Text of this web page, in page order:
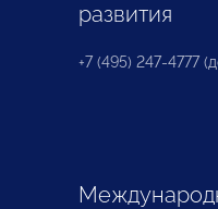
развития
+7 (495) 247-4777